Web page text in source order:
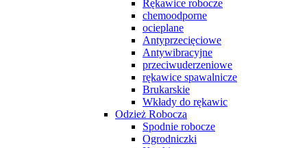
Rękawice robocze
chemoodporne
ocieplane
Antyprzecięciowe
Antywibracyjne
przeciwuderzeniowe
rękawice spawalnicze
Brukarskie
Wkłady do rękawic
Odzież Robocza
Spodnie robocze
Ogrodniczki